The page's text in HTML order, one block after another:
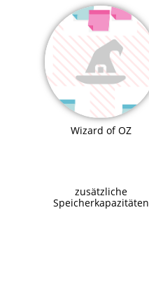
Wizard of OZ
zusätzliche
Speicherkapazitäten